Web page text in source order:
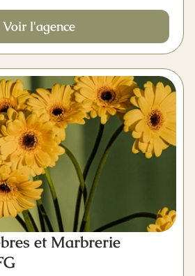
Voir l'agence
et Marbrerie